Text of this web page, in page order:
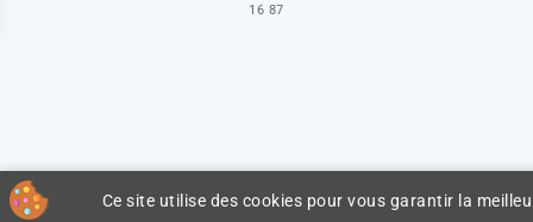
Ce site utilise des cookies pour vous garantir la
16 87